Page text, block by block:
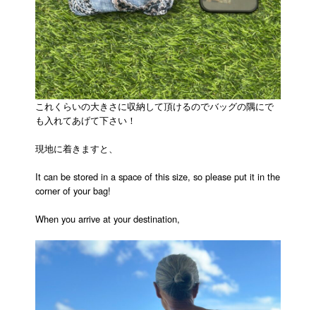
これくらいの大きさに収納して頂けるのでバッグの隅にで
も入れてあげて下さい！
現地に着きますと、
It can be stored in a space of this size, so please put it in the
corner of your bag!
When you arrive at your destination,